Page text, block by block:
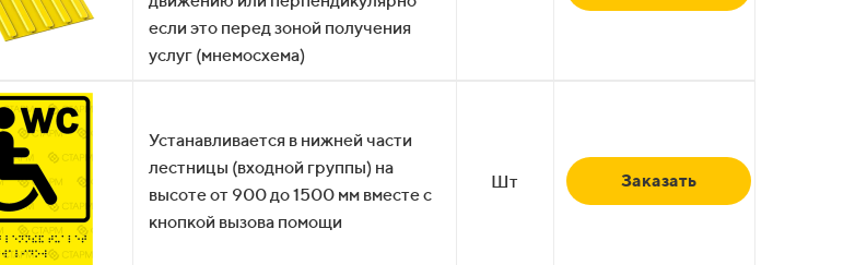
если это перед зоной получения
услуг (мнемосхема)
Устанавливается в нижней части
лестницы (входной группы) на
высоте от 900 до 1500 мм вместе с
кнопкой вызова помощи
Шт Заказать